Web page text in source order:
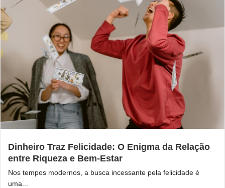
Dinheiro Traz Felicidade: O Enigma da Relação
entre Riqueza e Bem-Estar
Nos tempos modernos, a busca incessante pela felicidade é
uma...